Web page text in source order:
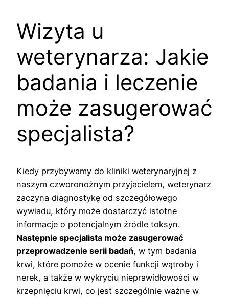
Wizyta u
weterynarza: Jakie
badania i leczenie
może zasugerować
specjalista?
Kiedy przybywamy do kliniki weterynaryjnej z
naszym czworonożnym przyjacielem, weterynarz
zaczyna diagnostykę od szczegółowego
wywiadu, który może dostarczyć istotne
informacje o potencjalnym źródle toksyn.
Następnie specjalista może zasugerować
przeprowadzenie serii badań, w tym badania
krwi, które pomoże w ocenie funkcji wątroby i
nerek, a także w wykryciu nieprawidłowości w
krzepnięciu krwi, co jest szczególnie ważne w